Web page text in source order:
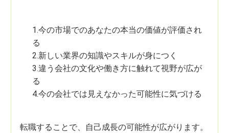
1.今の市場でのあなたの本当の価値が評価され
る
2.新しい業界の知識やスキルが身につく
3.違う会社の文化や働き方に触れて視野が広が
る
4.今の会社では見えなかった可能性に気づける
転職することで、自己成長の可能性が広がります。